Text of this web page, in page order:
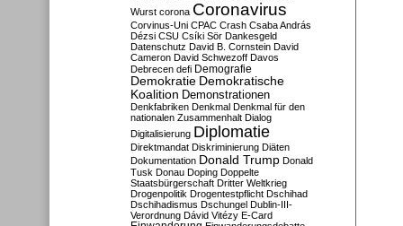
Wurst corona Coronavirus
Corvinus-Uni CPAC Crash Csaba András
Dézsi CSU Csíki Sör Dankesgeld
Datenschutz David B. Cornstein David
Cameron David Schwezoff Davos
Debrecen defi Demografie
Demokratie Demokratische
Koalition Demonstrationen
Denkfabriken Denkmal Denkmal für den
nationalen Zusammenhalt Dialog
Digitalisierung Diplomatie
Direktmandat Diskriminierung Diäten
Dokumentation Donald Trump Donald
Tusk Donau Doping Doppelte
Staatsbürgerschaft Dritter Weltkrieg
Drogenpolitik Drogentestpflicht Dschihad
Dschihadismus Dschungel Dublin-III-
Verordnung Dávid Vitézy E-Card